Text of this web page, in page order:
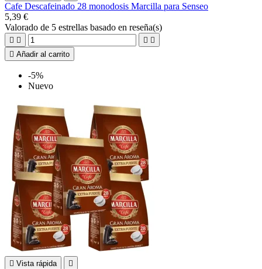
Cafe Descafeinado 28 monodosis Marcilla para Senseo
5,39 €
Valorado de 5 estrellas basado en reseña(s)
   
 Añadir al carrito
-5%
Nuevo
 Vista rápida 